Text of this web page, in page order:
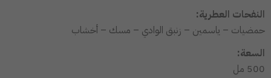
النفحات العطرية:
حمضيات – ياسمين – زنبق الوادي – مسك – أخشاب
السعة:
500 مل